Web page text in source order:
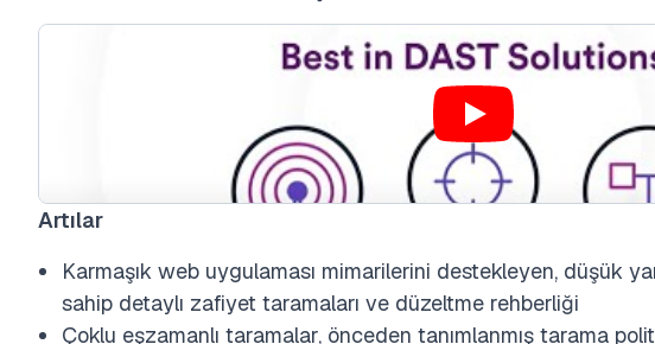
Artılar
Karmaşık web uygulaması mimarilerini destekleyen, düşük
sahip detaylı zafiyet taramaları ve düzeltme rehberliği
Çoklu eşzamanlı taramalar, önceden tanımlanmış tarama